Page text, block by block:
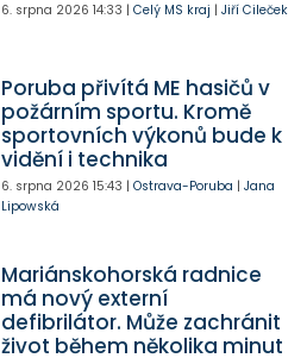
6. srpna 2026 14:33 | Celý MS kraj | Jiří Cileček
Poruba přivítá ME hasičů v
požárním sportu. Kromě
sportovních výkonů bude k
vidění i technika
6. srpna 2026 15:43 | Ostrava-Poruba | Jana
Lipowská
Mariánskohorská radnice
má nový externí
defibrilátor. Může zachránit
život během několika minut